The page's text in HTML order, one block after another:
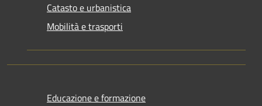
Catasto e urbanistica
Mobilità e trasporti
Educazione e formazione